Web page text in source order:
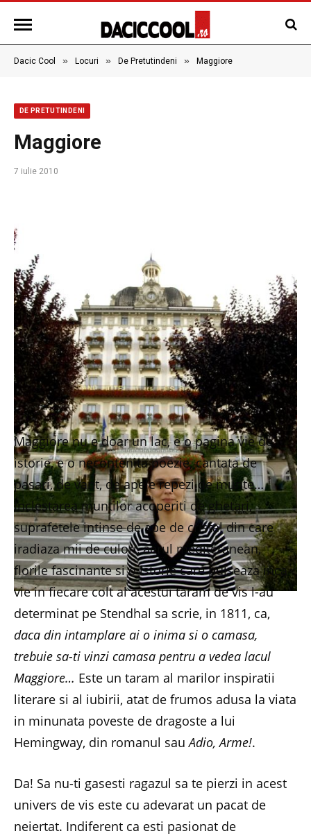
Dacic Cool » Locuri » De Pretutindeni » Maggiore
DE PRETUTINDENI
Maggiore
7 iulie 2010
Maggiore nu e doar un lac, e o pagina vie de
istorie, e o necontenita poezie, cantata de
pasari, de vant, de apele repezi de munte…
Inclestarea muntilor acoperiti de ghetari,
suprafetele intinse de ape de cristal din care
iradiaza mii de culori, aerul mediteranean,
florile fascinante si o istorie care pulseaza inca
vie in fiecare colt al acestui taram de vis l-au
determinat pe Stendhal sa scrie, in 1811, ca,
daca din intamplare ai o inima si o camasa,
trebuie sa-ti vinzi camasa pentru a vedea lacul
Maggiore… Este un taram al marilor inspiratii
literare si al iubirii, atat de frumos adusa la viata
in minunata poveste de dragoste a lui
Hemingway, din romanul sauAdio, Arme!.
Da! Sa nu-ti gasesti ragazul sa te pierzi in acest
univers de vis este cu adevarat un pacat de
neiertat. Indiferent ca esti pasionat de